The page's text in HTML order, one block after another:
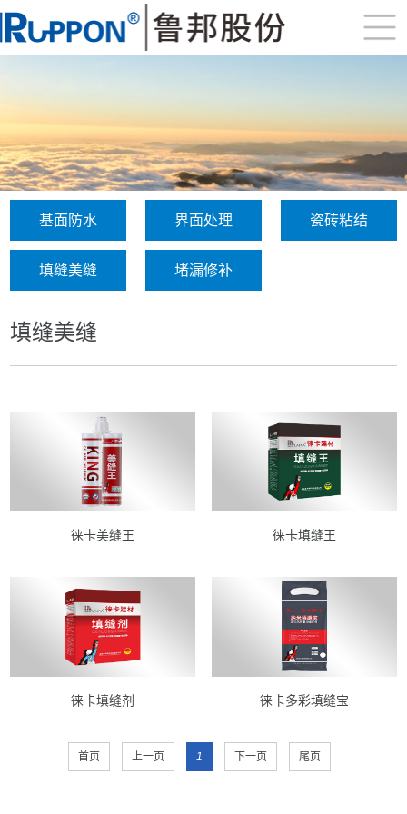
基面防水 界面处理 瓷砖粘结
填缝美缝 堵漏修补
填缝美缝
徕卡美缝王 徕卡填缝王
徕卡填缝剂 徕卡多彩填缝宝
首页 上一页 1 下一页 尾页